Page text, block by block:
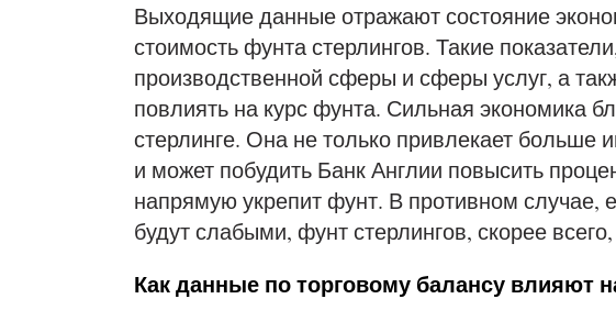
Выходящие данные отражают состояние
стоимость фунта стерлингов. Такие
производственной сферы и сферы услуг, а
повлиять на курс фунта. Сильная экономика
стерлинге. Она не только привлекает больше
и может побудить Банк Англии повысить
напрямую укрепит фунт. В противном случае,
будут слабыми, фунт стерлингов, скорее
Как данные по торговому балансу влияют